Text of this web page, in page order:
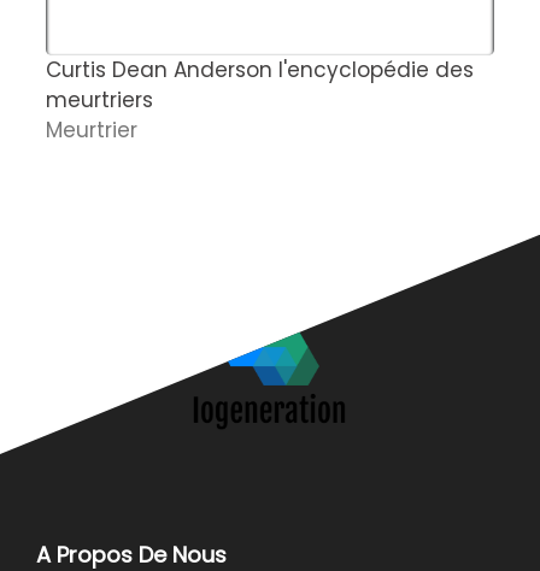
Curtis Dean Anderson l'encyclopédie des
meurtriers
Meurtrier
A Propos De Nous